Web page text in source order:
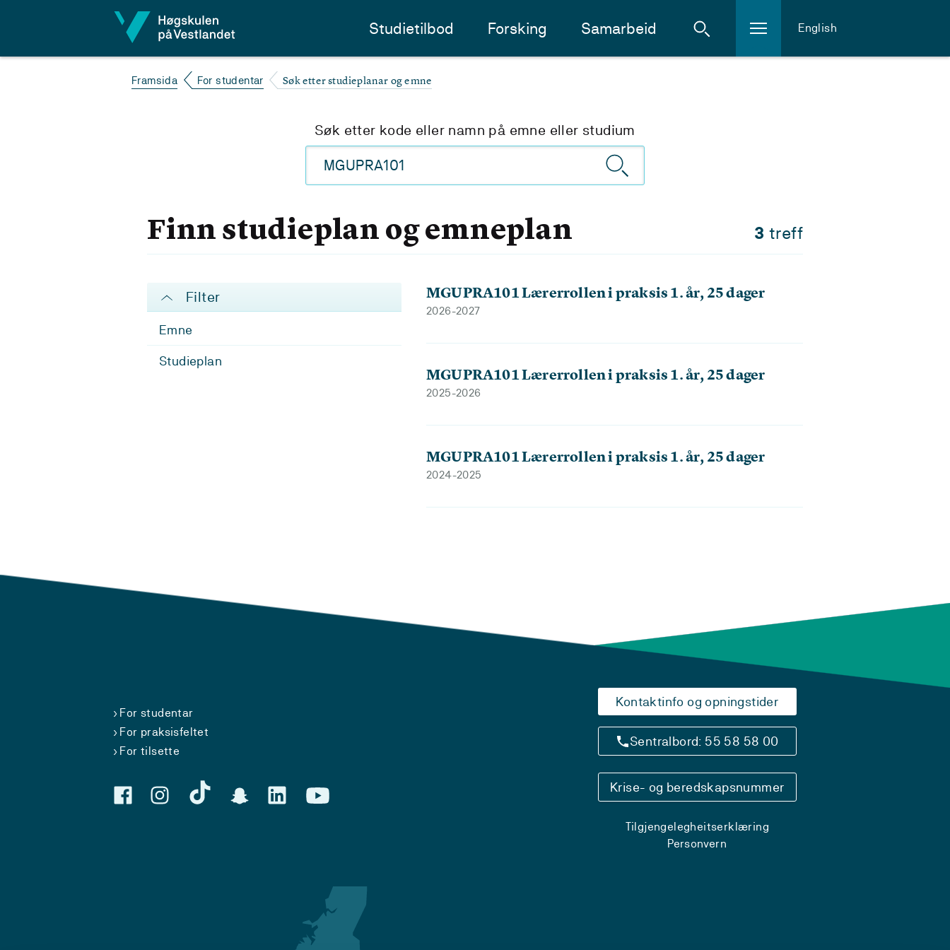
Studietilbod Forsking Samarbeid English
Framsida For studentar Søk etter studieplanar og emne
Søk etter kode eller namn på emne eller studium
Finn studieplan og emneplan 3 treff
Filter
Emne
Studieplan
MGUPRA101 Lærerrollen i praksis 1. år, 25 dager
2026-2027
MGUPRA101 Lærerrollen i praksis 1. år, 25 dager
2025-2026
MGUPRA101 Lærerrollen i praksis 1. år, 25 dager
2024-2025
For studentar
For praksisfeltet
For tilsette
Kontaktinfo og opningstider
Sentralbord: 55 58 58 00
Krise- og beredskapsnummer
Tilgjengelegheitserklæring
Personvern